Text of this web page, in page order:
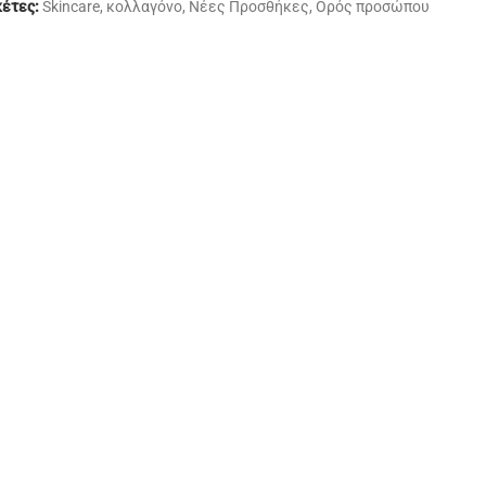
Skincare, κολλαγόνο, Νέες Προσθήκες, Ορός προσώπου